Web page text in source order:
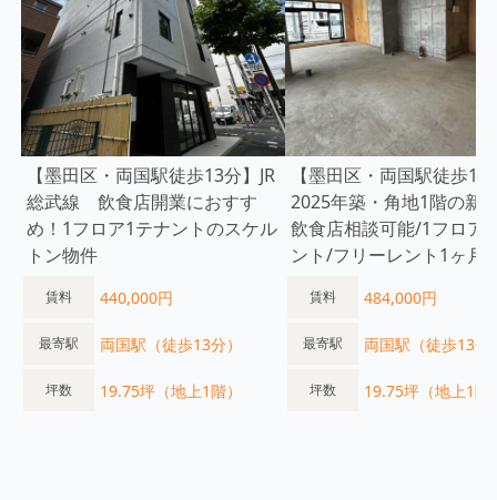
【墨田区・両国駅徒歩13分】JR
総武線 飲食店開業におすす
め！1フロア1テナントのスケル
トン物件
賃料 440,000円
最寄駅 両国駅（徒歩13分）
坪数 19.75坪（地上1階）
【墨田区・両国駅徒歩13
2025年築・角地1階の新
飲食店相談可能/1フロア
ント/フリーレント1ヶ月
賃料 484,000円
最寄駅 両国駅（徒歩13分
坪数 19.75坪（地上1階